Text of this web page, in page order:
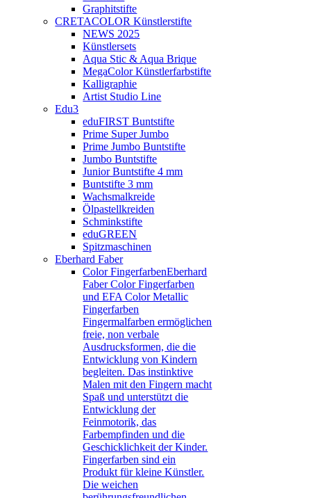
Graphitstifte
CRETACOLOR Künstlerstifte
NEWS 2025
Künstlersets
Aqua Stic & Aqua Brique
MegaColor Künstlerfarbstifte
Kalligraphie
Artist Studio Line
Edu3
eduFIRST Buntstifte
Prime Super Jumbo
Prime Jumbo Buntstifte
Jumbo Buntstifte
Junior Buntstifte 4 mm
Buntstifte 3 mm
Wachsmalkreide
Ölpastellkreiden
Schminkstifte
eduGREEN
Spitzmaschinen
Eberhard Faber
Color FingerfarbenEberhard
Faber Color Fingerfarben
und EFA Color Metallic
Fingerfarben
Fingermalfarben ermöglichen
freie, non verbale
Ausdrucksformen, die die
Entwicklung von Kindern
begleiten. Das instinktive
Malen mit den Fingern macht
Spaß und unterstützt die
Entwicklung der
Feinmotorik, das
Farbempfinden und die
Geschicklichkeit der Kinder.
Fingerfarben sind ein
Produkt für kleine Künstler.
Die weichen